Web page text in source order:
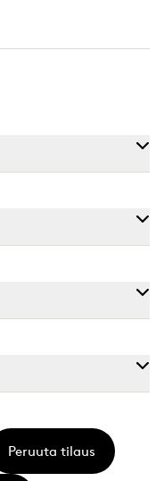
Peruuta tilaus